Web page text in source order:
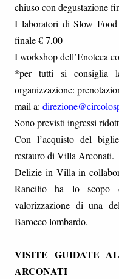
chiuso con degustazione
I laboratori di Slow Food
finale € 7,00
I workshop dell’Enoteca
*per tutti si consiglia
organizzazione:
mail a:
Sono previsti ingressi
Con l’acquisto del
restauro di Villa Arconati.
Delizie in Villa in
Rancilio ha lo scopo
valorizzazione di una
Barocco lombardo.
VISITE GUIDATE
ARCONATI